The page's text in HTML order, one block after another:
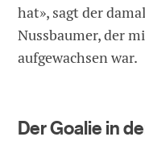
hat», sagt der
Nussbaumer, der
aufgewachsen war.
Der Goalie in